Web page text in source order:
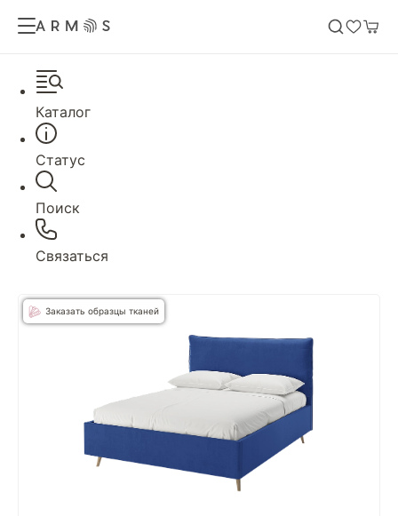
Каталог
Статус
Поиск
Связаться
Заказать образцы тканей